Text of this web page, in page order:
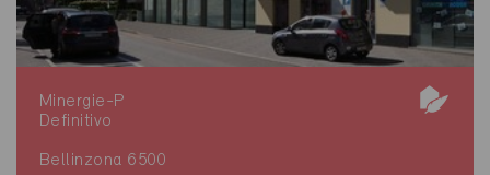
Minergie-P
Definitivo
Bellinzona 6500